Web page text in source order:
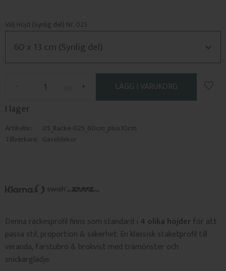
Välj Höjd (Synlig del) Nr. 025
+
-
I lager
Artikelnr
05_Racke-025_60cm_plus10cm
Tillverkare Gaveldekor
Denna räckesprofil finns som standard i 4 olika höjderför att
passa stil, proportion & säkerhet. En klassisk staketprofil till
veranda, farstubro & brokvist med trämönster och
snickarglädje.